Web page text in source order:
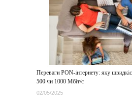
Переваги PON-інтернету: яку
500 чи 1000 Мбіт/с
02/05/2025